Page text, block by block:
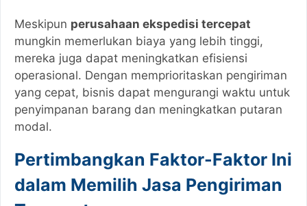
Meskipun perusahaan ekspedisi tercepat
mungkin memerlukan biaya yang lebih tinggi,
mereka juga dapat meningkatkan efisiensi
operasional. Dengan memprioritaskan pengiriman
yang cepat, bisnis dapat mengurangi waktu untuk
penyimpanan barang dan meningkatkan putaran
modal.
Pertimbangkan Faktor-Faktor Ini
dalam Memilih Jasa Pengiriman